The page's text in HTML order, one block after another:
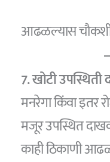
आढळल्यास
7. खोटी
मनरेगा किंवा इतर
मजूर उपस्थित
काही ठिकाणी